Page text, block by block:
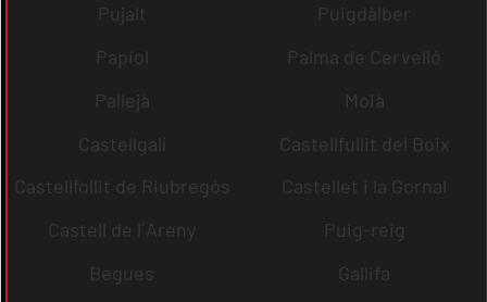
Pujalt
Puigdàlber
Papiol
Palma de Cervelló
Pallejà
Moià
Castellgalí
Castellfullit del Boix
Castellfollit de Riubregós
Castellet i la Gornal
Castell de l´Areny
Puig-reig
Begues
Gallifa